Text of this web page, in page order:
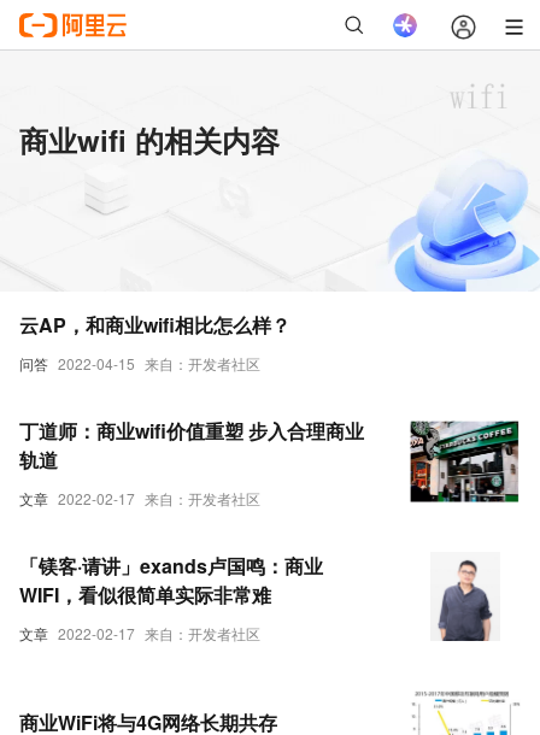
商业wifi 的相关内容
问答 2022-04-15 来自：开发者社区
云AP，和商业wifi相比怎么样？
文章 2022-02-17 来自：开发者社区
丁道师：商业wifi价值重塑 步入合理商业
轨道
文章 2022-02-17 来自：开发者社区
「镁客·请讲」exands卢国鸣：商业
WIFI，看似很简单实际非常难
商业WiFi将与4G网络长期共存